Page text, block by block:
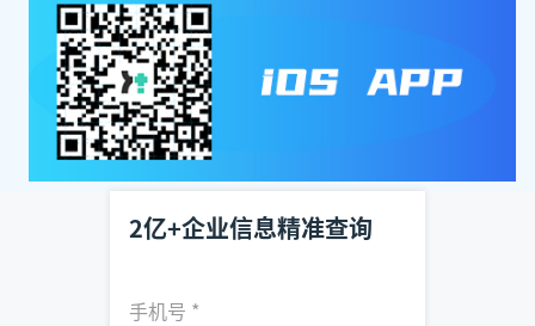
2亿+企业信息精准查询
手机号 *